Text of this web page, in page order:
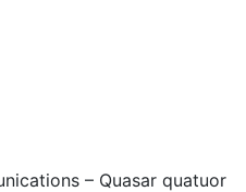
– Quasar quatuor